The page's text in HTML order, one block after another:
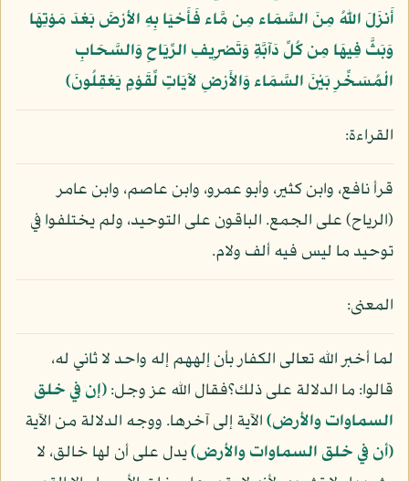
أَنزَلَ اللّهُ مِنَ السَّمَاء مِن مَّاء فَأَحْيَا بِهِ الأرْضَ بَعْدَ مَوْتِهَا
وَبَثَّ فِيهَا مِن كُلِّ دَآبَّةٍ وَتَصْرِيفِ الرِّيَاحِ وَالسَّحَابِ
الْمُسَخِّرِ بَيْنَ السَّمَاء وَالأَرْضِ لآيَاتٍ لِّقَوْمٍ يَعْقِلُونَ﴾
القراءة:
قرأ نافع، وابن كثير، وأبو عمرو، وابن عاصم، وابن عامر
(الرياح) على الجمع. الباقون على التوحيد، ولم يختلفوا في
توحيد ما ليس فيه ألف ولام.
المعنى:
لما أخبر الله تعالى الكفار بأن إلههم إله واحد لا ثاني له،
قالوا: ما الدلالة على ذلك؟فقال الله عز وجل:(إن في خلق
السماوات والأرض)الآية إلى آخرها. ووجه الدلالة من الآية
(أن في خلق السماوات والأرض)يدل على أن لها خالق، لا